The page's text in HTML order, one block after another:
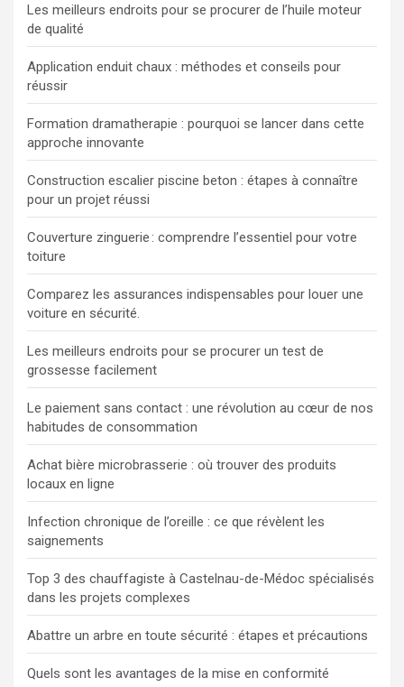
Les meilleurs endroits pour se procurer de l’huile moteur
de qualité
Application enduit chaux : méthodes et conseils pour
réussir
Formation dramatherapie : pourquoi se lancer dans cette
approche innovante
Construction escalier piscine beton : étapes à connaître
pour un projet réussi
Couverture zinguerie : comprendre l’essentiel pour votre
toiture
Comparez les assurances indispensables pour louer une
voiture en sécurité.
Les meilleurs endroits pour se procurer un test de
grossesse facilement
Le paiement sans contact : une révolution au cœur de nos
habitudes de consommation
Achat bière microbrasserie : où trouver des produits
locaux en ligne
Infection chronique de l’oreille : ce que révèlent les
saignements
Top 3 des chauffagiste à Castelnau-de-Médoc spécialisés
dans les projets complexes
Abattre un arbre en toute sécurité : étapes et précautions
Quels sont les avantages de la mise en conformité